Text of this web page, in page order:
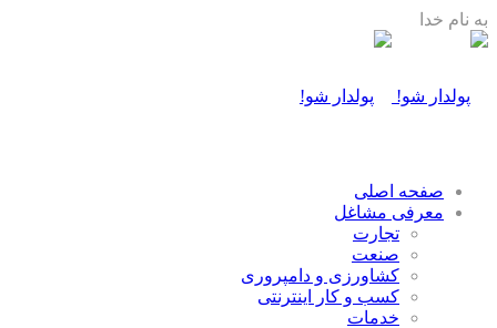
به نام خدا
صفحه اصلی
معرفی مشاغل
تجارت
صنعت
كشاورزی و دامپروری
كسب و كار اينترنتی
خدمات